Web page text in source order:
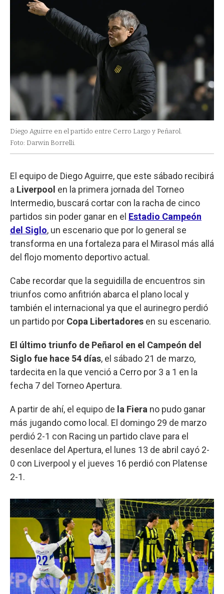
Diego Aguirre en el partido entre Cerro Largo y Peñarol.
Foto: Darwin Borrelli.
El equipo de Diego Aguirre, que este sábado recibirá
a Liverpool en la primera jornada del Torneo
Intermedio, buscará cortar con la racha de cinco
partidos sin poder ganar en el Estadio Campeón
del Siglo, un escenario que por lo general se
transforma en una fortaleza para el Mirasol más allá
del flojo momento deportivo actual.
Cabe recordar que la seguidilla de encuentros sin
triunfos como anfitrión abarca el plano local y
también el internacional ya que el aurinegro perdió
un partido por Copa Libertadores en su escenario.
El último triunfo de Peñarol en el Campeón del
Siglo fue hace 54 días, el sábado 21 de marzo,
tardecita en la que venció a Cerro por 3 a 1 en la
fecha 7 del Torneo Apertura.
A partir de ahí, el equipo de la Fiera no pudo ganar
más jugando como local. El domingo 29 de marzo
perdió 2-1 con Racing un partido clave para el
desenlace del Apertura, el lunes 13 de abril cayó 2-
0 con Liverpool y el jueves 16 perdió con Platense
2-1.